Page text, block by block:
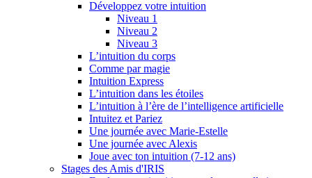
Développez votre intuition
Niveau 1
Niveau 2
Niveau 3
L’intuition du corps
Comme par magie
Intuition Express
L’intuition dans les étoiles
L’intuition à l’ère de l’intelligence artificielle
Intuitez et Pariez
Une journée avec Marie-Estelle
Une journée avec Alexis
Joue avec ton intuition (7-12 ans)
Stages des Amis d'IRIS